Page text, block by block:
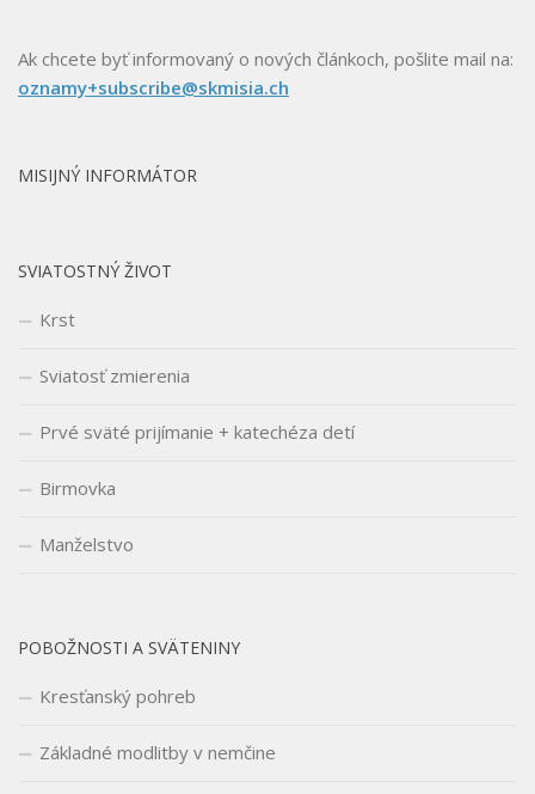
Ak chcete byť informovaný o nových článkoch, pošlite mail na:
oznamy+subscribe@skmisia.ch
MISIJNÝ INFORMÁTOR
SVIATOSTNÝ ŽIVOT
Krst
Sviatosť zmierenia
Prvé sväté prijímanie + katechéza detí
Birmovka
Manželstvo
POBOŽNOSTI A SVÄTENINY
Kresťanský pohreb
Základné modlitby v nemčine